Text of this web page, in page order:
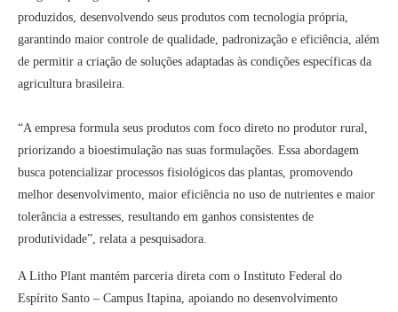
produzidos, desenvolvendo seus produtos com tecnologia própria,
garantindo maior controle de qualidade, padronização e eficiência, além
de permitir a criação de soluções adaptadas às condições específicas da
agricultura brasileira.
“A empresa formula seus produtos com foco direto no produtor rural,
priorizando a bioestimulação nas suas formulações. Essa abordagem
busca potencializar processos fisiológicos das plantas, promovendo
melhor desenvolvimento, maior eficiência no uso de nutrientes e maior
tolerância a estresses, resultando em ganhos consistentes de
produtividade”, relata a pesquisadora.
A Litho Plant mantém parceria direta com o Instituto Federal do
Espírito Santo – Campus Itapina, apoiando no desenvolvimento